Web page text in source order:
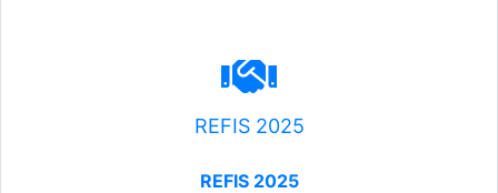
REFIS 2025
REFIS 2025